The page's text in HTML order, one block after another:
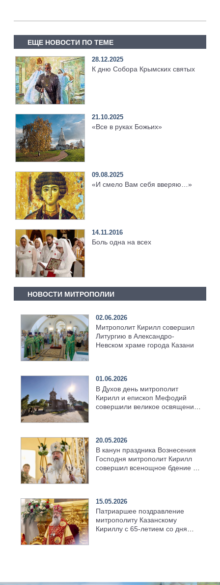
ЕЩЕ НОВОСТИ ПО ТЕМЕ
28.12.2025
К дню Собора Крымских святых
21.10.2025
«Все в руках Божьих»
09.08.2025
«И смело Вам себя вверяю…»
14.11.2016
Боль одна на всех
НОВОСТИ МИТРОПОЛИИ
02.06.2026
Митрополит Кирилл совершил
Литургию в Александро-
Невском храме города Казани
01.06.2026
В Духов день митрополит
Кирилл и епископ Мефодий
совершили великое освящение
20.05.2026
В канун праздника Вознесения
Господня митрополит Кирилл
совершил всенощное бдение в
15.05.2026
Патриаршее поздравление
митрополиту Казанскому
Кириллу с 65-летием со дня